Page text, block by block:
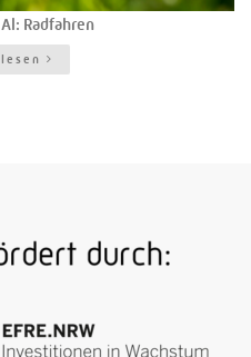
Radfahren